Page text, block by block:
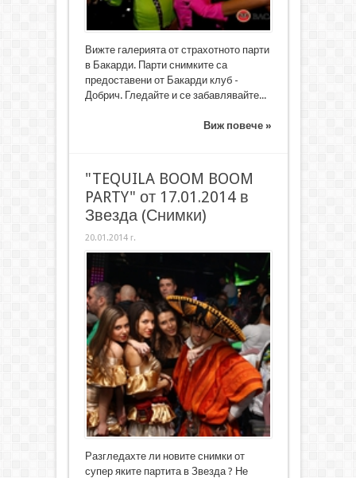
Вижте галерията от страхотното парти
в Бакарди. Парти снимките са
предоставени от Бакарди клуб -
Добрич. Гледайте и се забавлявайте...
Виж повече »
"TEQUILA BOOM BOOM
PARTY" от 17.01.2014 в
Звезда (Снимки)
20.01.2014 г.
Разгледахте ли новите снимки от
супер яките партита в Звезда ? Не